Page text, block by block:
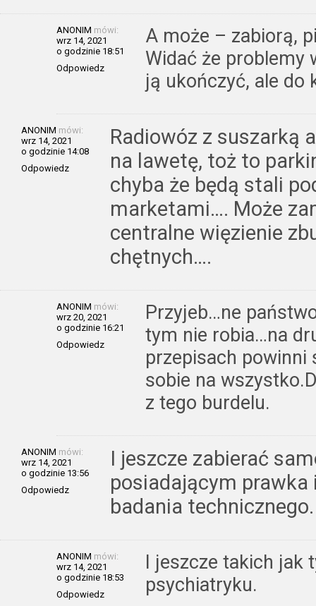
ANONIM mówi:
wrz 14, 2021
o godzinie 18:51
Odpowiedz
A może – zabiorą,
Widać że problemy
ją ukończyć, ale do
ANONIM mówi:
wrz 14, 2021
o godzinie 14:08
Odpowiedz
Radiowóz z suszarką
na lawetę, toż to
chyba że będą stali
marketami…. Może
centralne więzienie
chętnych….
ANONIM mówi:
wrz 20, 2021
o godzinie 16:21
Odpowiedz
Przyjeb…ne
tym nie robia…na
przepisach
sobie na
z tego burdelu.
ANONIM mówi:
wrz 14, 2021
o godzinie 13:56
Odpowiedz
I jeszcze zabierać
posiadającym prawka
badania technicznego.
ANONIM mówi:
wrz 14, 2021
o godzinie 18:53
Odpowiedz
I jeszcze takich jak
psychiatryku.